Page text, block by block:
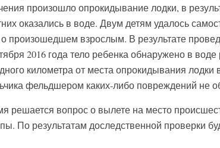
произошло опрокидывание лодки, в
оказались в воде. Двум детям удалось
произошедшем взрослым. В результате
2016 года тело ребенка обнаружено в
километра от места опрокидывания лодки
фельдшером каких-либо повреждений не
решается вопрос о вылете на место
По результатам доследственной проверки